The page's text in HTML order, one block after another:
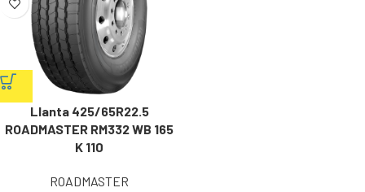
Llanta 425/65R22.5
ROADMASTER RM332 WB 165
K 110
ROADMASTER